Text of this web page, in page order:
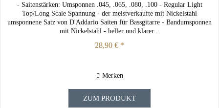
- Saitenstärken: Umsponnen .045, .065, .080, .100 - Regular Light
Top/Long Scale Spannung - der meistverkaufte mit Nickelstahl
umsponnene Satz von D'Addario Saiten für Bassgitarre - Bandumsponnen
mit Nickelstahl - heller und klarer...
28,90 € *
Merken
ZUM PRODUKT